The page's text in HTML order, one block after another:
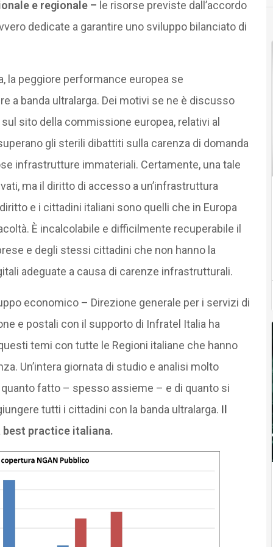
e regionale – le risorse previste dall’accordo
dedicate a garantire uno sviluppo bilanciato di
la peggiore performance europea se
a banda ultralarga. Dei motivi se ne è discusso
sito della commissione europea, relativi al
gli sterili dibattiti sulla carenza di domanda
infrastrutture immateriali. Certamente, una tale
ma il diritto di accesso a un’infrastruttura
e i cittadini italiani sono quelli che in Europa
È incalcolabile e difficilmente recuperabile il
e degli stessi cittadini che non hanno la
adeguate a causa di carenze infrastrutturali.
economico – Direzione generale per i servizi di
e postali con il supporto di Infratel Italia ha
temi con tutte le Regioni italiane che hanno
Un’intera giornata di studio e analisi molto
fatto – spesso assieme – e di quanto si
tutti i cittadini con la banda ultralarga. Il
practice italiana.